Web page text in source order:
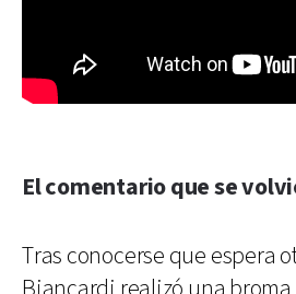
El comentario que se
Tras conocerse que espera